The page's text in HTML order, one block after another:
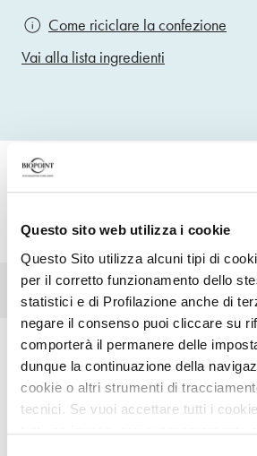
Questo sito web utilizza i cookie
Questo Sito utilizza alcuni tipi di
per il corretto funzionamento dello
statistici e di Profilazione anche di
negare il consenso puoi cliccare su
comporterà il permanere delle
dunque la continuazione della
cookie o altri strumenti di
tecnici. Se vuoi accettare tutti i
Come riciclare la confezione
Vai alla lista ingredienti
Efficacia provata
Fissaggio forte 3